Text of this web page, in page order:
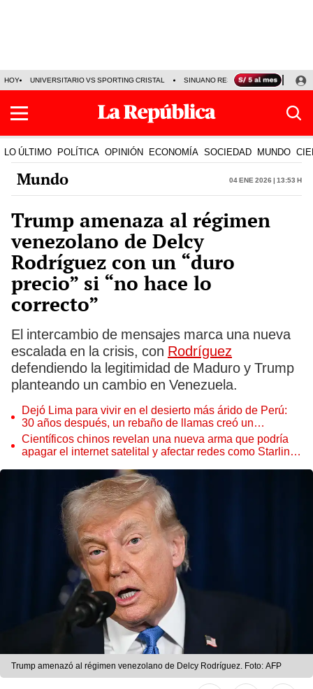
HOY UNIVERSITARIO VS SPORTING CRISTAL SINUANO RESULTADOS HOY
LO ÚLTIMO POLÍTICA OPINIÓN ECONOMÍA SOCIEDAD MUNDO
Mundo 04 Ene 2026 | 13:53 h
Trump amenaza al régimen
venezolano de Delcy
Rodríguez con un “duro
precio” si “no hace lo
correcto”
El intercambio de mensajes marca una nueva
escalada en la crisis, con Rodríguez
defendiendo la legitimidad de Maduro y Trump
planteando un cambio en Venezuela.
Dejó Lima para vivir en el desierto más árido de Perú:
30 años después, un rebaño de llamas creó un
sorprendente ecosistema
Científicos chinos revelan una nueva arma que podría
apagar el internet satelital y afectar redes como Starlink
Trump amenazó al régimen venezolano de Delcy Rodríguez. Foto: AFP